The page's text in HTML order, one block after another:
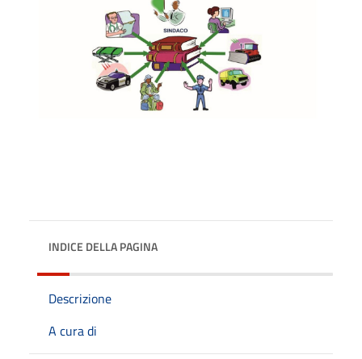
INDICE DELLA PAGINA
Descrizione
A cura di